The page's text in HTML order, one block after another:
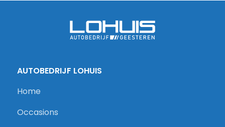
AUTOBEDRIJF LOHUIS
Home
Occasions